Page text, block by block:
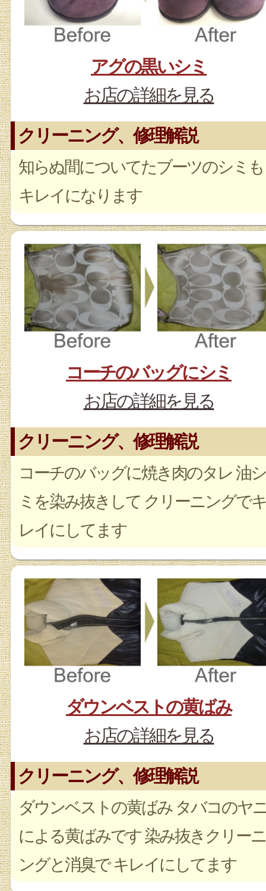
アグの黒いシミ
お店の詳細を見る
クリーニング、修理解説
知らぬ間についてたブーツのシミも
キレイになります
コーチのバッグにシミ
お店の詳細を見る
クリーニング、修理解説
コーチのバッグに焼き肉のタレ 油シ
ミを染み抜きして クリーニングでキ
レイにしてます
ダウンベストの黄ばみ
お店の詳細を見る
クリーニング、修理解説
ダウンベストの黄ばみ タバコのヤ
による黄ばみです 染み抜きクリーニ
ングと消臭で キレイにしてます